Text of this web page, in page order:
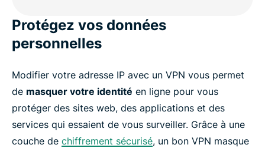
Protégez vos données
personnelles
Modifier votre adresse IP avec un VPN vous permet
de masquer votre identité en ligne pour vous
protéger des sites web, des applications et des
services qui essaient de vous surveiller. Grâce à une
couche de chiffrement sécurisé, un bon VPN masque